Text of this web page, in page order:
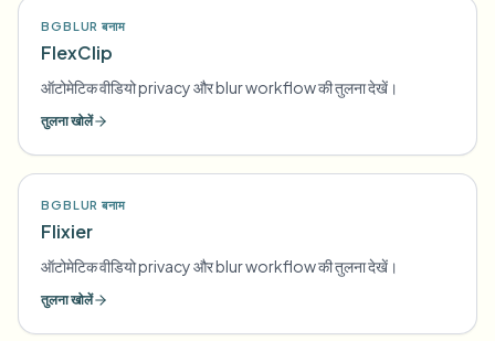
BGBLUR बनाम
FlexClip
ऑटोमेटिक वीडियो privacy और blur workflow की तुलना देखें।
तुलना खोलें
BGBLUR बनाम
Flixier
ऑटोमेटिक वीडियो privacy और blur workflow की तुलना देखें।
तुलना खोलें